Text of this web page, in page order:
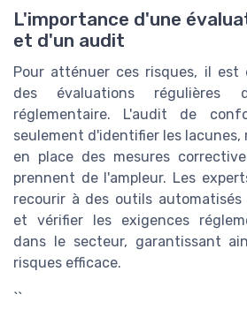
L'importance d'une
et d'un audit
Pour atténuer ces risques, il est
des évaluations régulières
réglementaire. L'audit de
seulement d'identifier les lacunes,
en place des mesures
prennent de l'ampleur. Les
recourir à des outils automatisés
et vérifier les exigences
dans le secteur, garantissant
risques efficace.
``